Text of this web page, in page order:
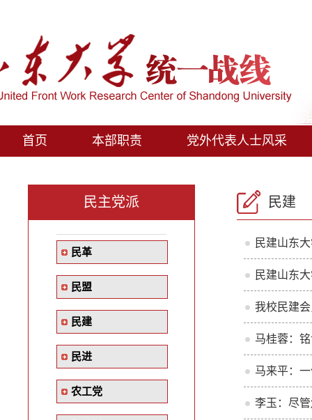
首页 本部职责 党外代表人士风采
民主党派
民革
民盟
民建
民进
农工党
民建
民建山东
民建山东
我校民建
马桂蓉：
马来平：
李玉：尽